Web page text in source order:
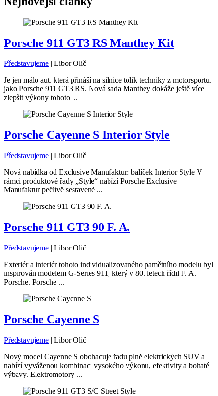
Porsche 911 GT3 RS Manthey Kit
Představujeme
Libor Olič
Je jen málo aut, která přináší na silnice tolik techniky z motorsportu,
jako Porsche 911 GT3 RS. Nová sada Manthey dokáže ještě více
zlepšit výkony tohoto ...
Porsche Cayenne S Interior Style
Představujeme | Libor Olič
Nová nabídka od Exclusive Manufaktur: balíček Interior Style V
rámci produktové řady „Style“ nabízí Porsche Exclusive
Manufaktur pečlivě sestavené ...
Porsche 911 GT3 90 F. A.
Představujeme | Libor Olič
Exteriér a interiér tohoto individualizovaného pamětního modelu byl
inspirován modelem G-Series 911, který v 80. letech řídil F. A.
Porsche. Porsche ...
Porsche Cayenne S
Představujeme | Libor Olič
Nový model Cayenne S obohacuje řadu plně elektrických SUV a
nabízí vyváženou kombinaci vysokého výkonu, efektivity a bohaté
výbavy. Elektromotory ...